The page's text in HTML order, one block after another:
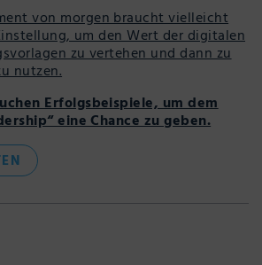
von morgen braucht vielleicht
um den Wert der digitalen
zu vertehen und dann zu
nutzen.
Erfolgsbeispiele, um dem
eine Chance zu geben.